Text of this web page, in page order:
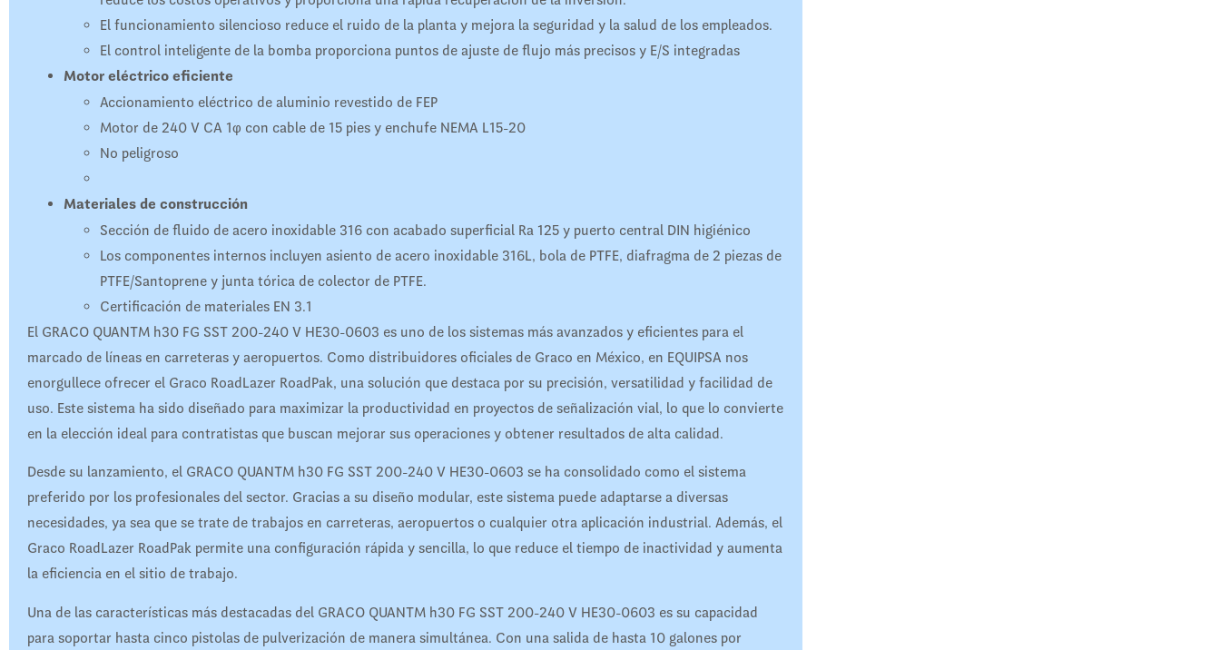
El funcionamiento silencioso reduce el ruido de la planta y mejora la seguridad y la salud de los empleados.
El control inteligente de la bomba proporciona puntos de ajuste de flujo más precisos y E/S integradas
Motor eléctrico eficiente
Accionamiento eléctrico de aluminio revestido de FEP
Motor de 240 V CA 1φ con cable de 15 pies y enchufe NEMA L15-20
No peligroso
Materiales de construcción
Sección de fluido de acero inoxidable 316 con acabado superficial Ra 125 y puerto central DIN higiénico
Los componentes internos incluyen asiento de acero inoxidable 316L, bola de PTFE, diafragma de 2 piezas de
PTFE/Santoprene y junta tórica de colector de PTFE.
Certificación de materiales EN 3.1
El GRACO QUANTM h30 FG SST 200-240 V HE30-0603 es uno de los sistemas más avanzados y eficientes para el
marcado de líneas en carreteras y aeropuertos. Como distribuidores oficiales de Graco en México, en EQUIPSA nos
enorgullece ofrecer el Graco RoadLazer RoadPak, una solución que destaca por su precisión, versatilidad y facilidad de
uso. Este sistema ha sido diseñado para maximizar la productividad en proyectos de señalización vial, lo que lo convierte
en la elección ideal para contratistas que buscan mejorar sus operaciones y obtener resultados de alta calidad.
Desde su lanzamiento, el GRACO QUANTM h30 FG SST 200-240 V HE30-0603 se ha consolidado como el sistema
preferido por los profesionales del sector. Gracias a su diseño modular, este sistema puede adaptarse a diversas
necesidades, ya sea que se trate de trabajos en carreteras, aeropuertos o cualquier otra aplicación industrial. Además, el
Graco RoadLazer RoadPak permite una configuración rápida y sencilla, lo que reduce el tiempo de inactividad y aumenta
la eficiencia en el sitio de trabajo.
Una de las características más destacadas del GRACO QUANTM h30 FG SST 200-240 V HE30-0603 es su capacidad
para soportar hasta cinco pistolas de pulverización de manera simultánea. Con una salida de hasta 10 galones por